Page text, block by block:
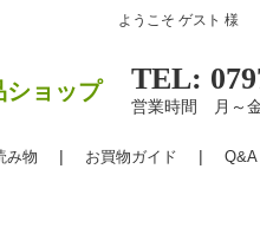
ようこそ ゲスト 様
ショップ TEL:
営業時間 月～
み物 お買物ガイド Q&A